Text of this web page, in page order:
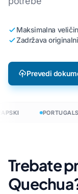
Maksimalna
Zadržava
Prevedi
Trebate